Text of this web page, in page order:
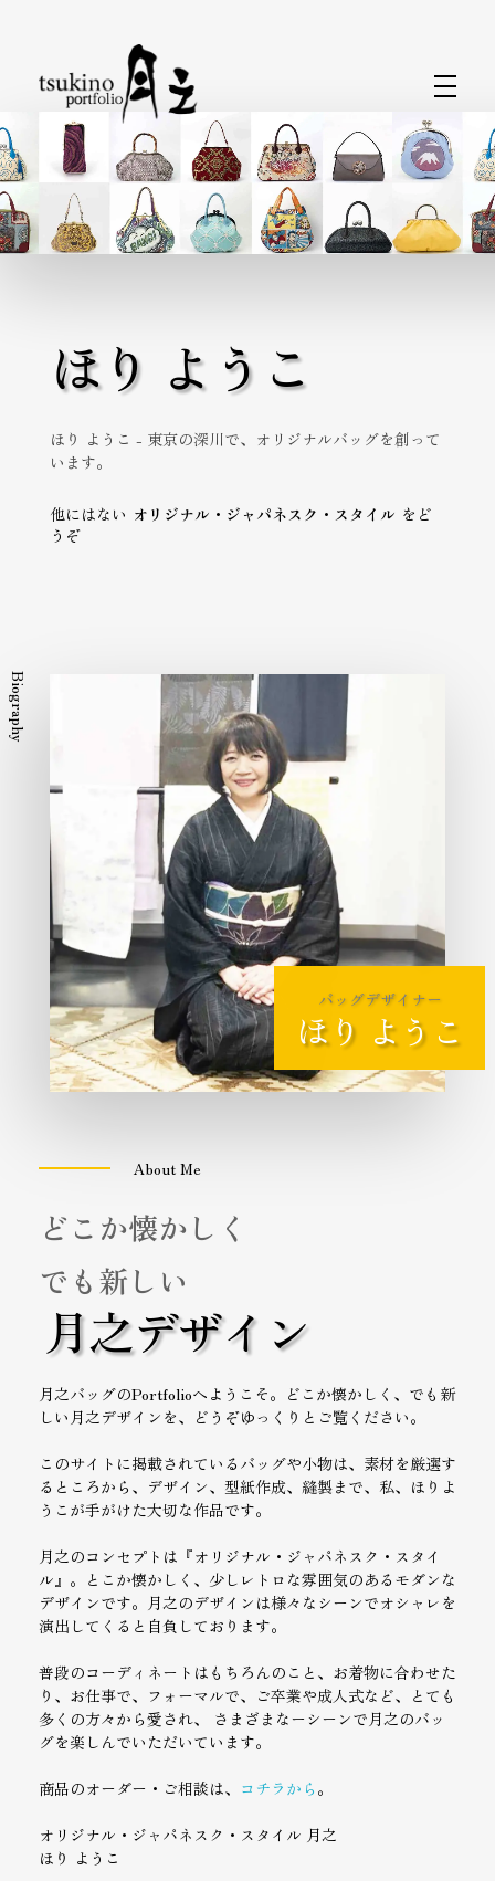
月之バッグのPortfolio
着物で持つバッグと小物なら〈月之〉がおすすめ。ひとつのバッグで和装にも洋装にもおしゃれに合わせられます。カジュアルから旅行、フォーマルまで、あらゆるシーンをカバーするデザインが揃っています。〈月之〉で着物コーディネートを引き立てる新しいバッグスタイルをお楽しみください。
ほり ようこ
他にはない オリジナル・ジャパネスク・スタイル をど
うぞ
ほり ようこ - 東京の深川で、オリジナルバッグを創って
います。
Biography
バッグデザイナー
ほり ようこ
About Me
どこか懐かしく
でも新しい
月之デザイン
月之バッグのPortfolioへようこそ。どこか懐かしく、でも新
しい月之デザインを、どうぞゆっくりとご覧ください。
このサイトに掲載されているバッグや小物は、素材を厳選す
るところから、デザイン、型紙作成、縫製まで、私、ほりよ
うこが手がけた大切な作品です。
月之のコンセプトは『オリジナル・ジャパネスク・スタイ
ル』。とこか懐かしく、少しレトロな雰囲気のあるモダンな
デザインです。月之のデザインは様々なシーンでオシャレを
演出してくると自負しております。
普段のコーディネートはもちろんのこと、お着物に合わせた
り、お仕事で、フォーマルで、ご卒業や成人式など、とても
多くの方々から愛され、 さまざまなーシーンで月之のバッ
グを楽しんでいただいています。
商品のオーダー・ご相談は、 コチラから 。
オリジナル・ジャパネスク・スタイル 月之
ほり ようこ